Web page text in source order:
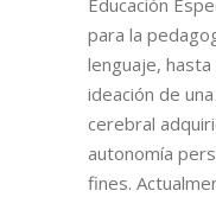
Educación
para la
lenguaje,
ideación de
cerebral
autonomía
fines.